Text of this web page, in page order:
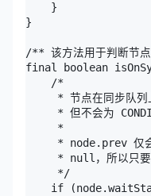
    }
}
/** 该方法用于判断节
final boolean
    /*
* 节点在同步队
* 但不会为
     *
* node.prev 仅
* null，所以只
     */
if